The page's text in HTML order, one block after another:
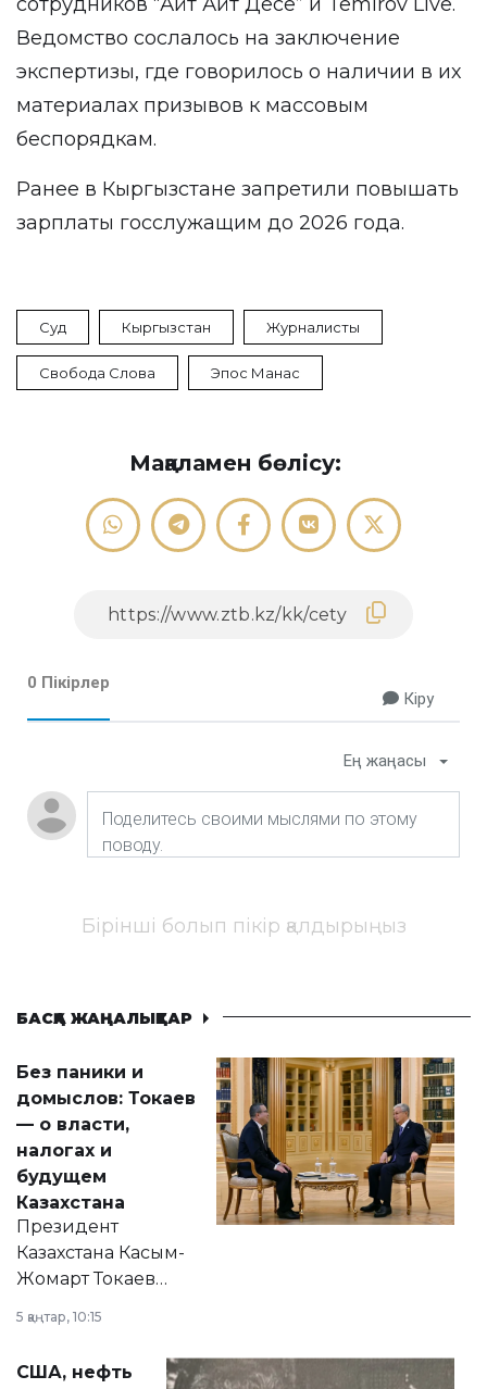
Ведомство сослалось на заключение
экспертизы, где говорилось о наличии в их
материалах призывов к массовым
беспорядкам.
Ранее в Кыргызстане запретили повышать
зарплаты госслужащим до 2026 года.
Суд Кыргызстан Журналисты
Свобода Слова Эпос Манас
Мақаламен бөлісу:
0 Пікірлер
Кіру
Ең жаңасы
Бірінші болып пікір қалдырыңыз
БАСҚА ЖАҢАЛЫҚТАР
Без паники и
домыслов: Токаев
— о власти,
налогах и
будущем
Казахстана
Президент
Казахстана Касым-
Жомарт Токаев
сразу несколько
актуальных тем —
от слухов о
5 қаңтар, 10:15
США, нефть